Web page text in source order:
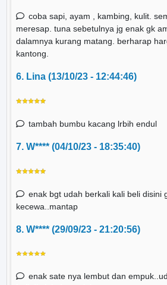
coba sapi, ayam , kambing, kulit.
meresap. tuna sebetulnya jg enak gk
dalamnya kurang matang. berharap
kantong.
6. Lina (13/10/23 - 12:44:46)
tambah bumbu kacang lrbih endul
7. W**** (04/10/23 - 18:35:40)
enak bgt udah berkali kali beli disini
kecewa..mantap
8. W**** (29/09/23 - 21:20:56)
enak sate nya lembut dan